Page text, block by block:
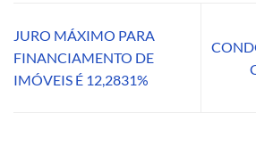
JURO MÁXIMO PARA
FINANCIAMENTO DE
IMÓVEIS É 12,2831%